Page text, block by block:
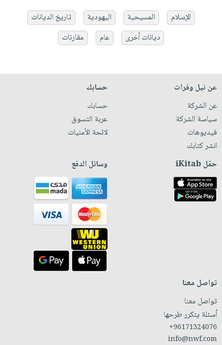
الإسلام المسيحية اليهودية
تاريخ الديانات
ديانات أخرى
عام مقارنات
عن نيل وفرات
عن الشركة
سياسة الشركة
فيديوهات
انشر كتابك
حسابك
حسابك
عربة التسوق
لائحة الأمنيات
حمّل iKitab وسائل الدفع
تواصل معنا
تواصل معنا
أسئلة يتكرر طرحها
+96171324076
info@nwf.com